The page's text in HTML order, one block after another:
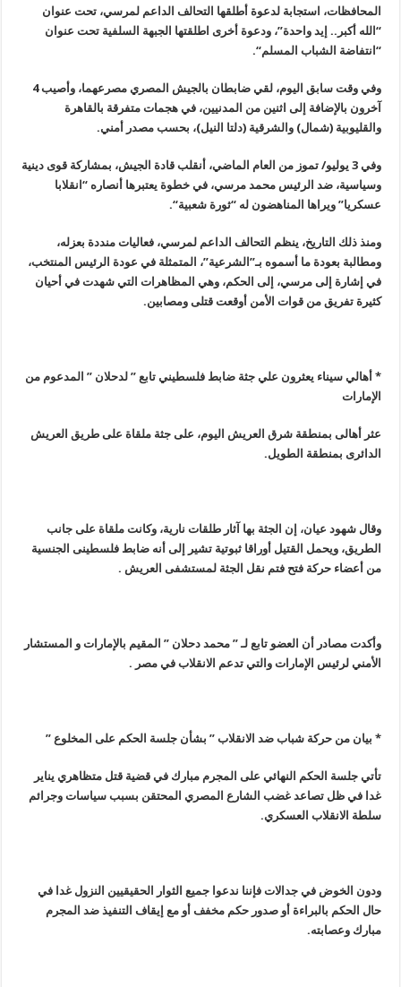
المحافظات، استجابة لدعوة أطلقها التحالف الداعم لمرسي، تحت عنوان
“الله أكبر.. إيد واحدة”، ودعوة أخرى اطلقتها الجبهة السلفية تحت عنوان
“انتفاضة الشباب المسلم“.
وفي وقت سابق اليوم، لقي ضابطان بالجيش المصري مصرعهما، وأصيب 4
آخرون بالإضافة إلى اثنين من المدنيين، في هجمات متفرقة بالقاهرة
والقليوبية(شمال) والشرقية (دلتا النيل)، بحسب مصدر أمني.
وفي 3 يوليو/ تموز من العام الماضي، أنقلب قادة الجيش، بمشاركة قوى دينية
وسياسية، ضد الرئيس محمد مرسي، في خطوة يعتبرها أنصاره “انقلابا
عسكريا”ويراها المناهضون له “ثورة شعبية“.
ومنذ ذلك التاريخ، ينظم التحالف الداعم لمرسي، فعاليات منددة بعزله،
ومطالبة بعودة ما أسموه بـ”الشرعية”، المتمثلة في عودة الرئيس المنتخب،
في إشارة إلى مرسي، إلى الحكم، وهي المظاهرات التي شهدت في أحيان
كثيرة تفريق من قوات الأمن أوقعت قتلى ومصابين.
* أهالي سيناء يعثرون علي جثة ضابط فلسطيني تابع ” لدحلان ” المدعوم من
الإمارات
عثر أهالى بمنطقة شرق العريش اليوم، على جثة ملقاة على طريق العريش
الدائرى بمنطقة الطويل.
وقال شهود عيان، إن الجثة بها آثار طلقات نارية، وكانت ملقاة على جانب
الطريق، ويحمل القتيل أوراقا ثبوتية تشير إلى أنه ضابط فلسطينى الجنسية
من أعضاء حركة فتح فتم نقل الجثة لمستشفى العريش .
وأكدت مصادر أن العضو تابع لـ ” محمد دحلان ” المقيم بالإمارات و المستشار
الأمني لرئيس الإمارات والتي تدعم الانقلاب في مصر .
* بيان من حركة شباب ضد الانقلاب ” بشأن جلسة الحكم على المخلوع ”
تأتي جلسة الحكم النهائي على المجرم مبارك في قضية قتل متظاهري يناير
غدا في ظل تصاعد غضب الشارع المصري المحتقن بسبب سياسات وجرائم
سلطة الانقلاب العسكري.
ودون الخوض في جدالات فإننا ندعوا جميع الثوار الحقيقيين النزول غدا في
حال الحكم بالبراءة أو صدور حكم مخفف أو مع إيقاف التنفيذ ضد المجرم
مبارك وعصابته.